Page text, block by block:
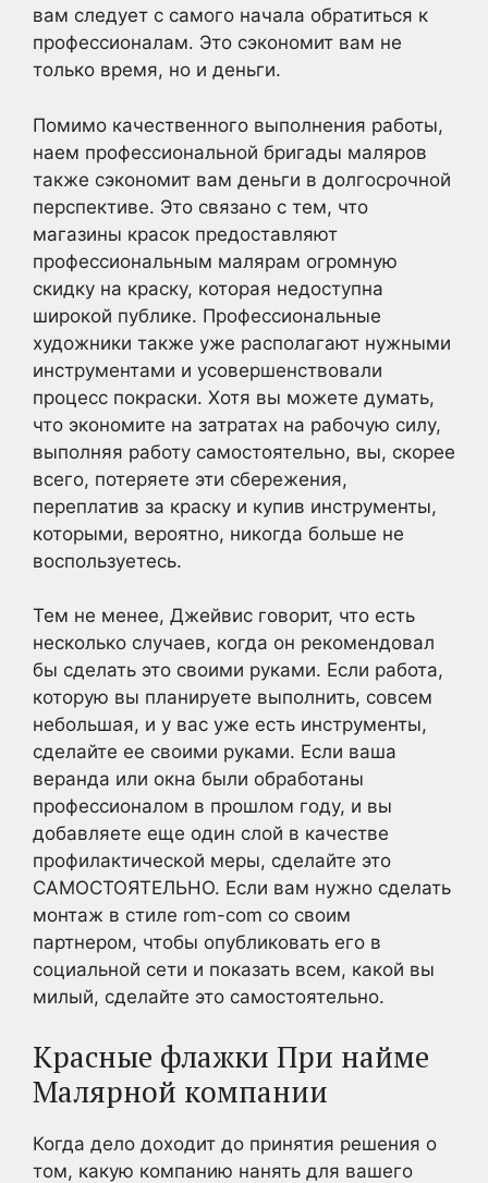
вам следует с самого начала обратиться к
профессионалам. Это сэкономит вам не
только время, но и деньги.
Помимо качественного выполнения работы,
наем профессиональной бригады маляров
также сэкономит вам деньги в долгосрочной
перспективе. Это связано с тем, что
магазины красок предоставляют
профессиональным малярам огромную
скидку на краску, которая недоступна
широкой публике. Профессиональные
художники также уже располагают нужными
инструментами и усовершенствовали
процесс покраски. Хотя вы можете думать,
что экономите на затратах на рабочую силу,
выполняя работу самостоятельно, вы, скорее
всего, потеряете эти сбережения,
переплатив за краску и купив инструменты,
которыми, вероятно, никогда больше не
воспользуетесь.
Тем не менее, Джейвис говорит, что есть
несколько случаев, когда он рекомендовал
бы сделать это своими руками. Если работа,
которую вы планируете выполнить, совсем
небольшая, и у вас уже есть инструменты,
сделайте ее своими руками. Если ваша
веранда или окна были обработаны
профессионалом в прошлом году, и вы
добавляете еще один слой в качестве
профилактической меры, сделайте это
САМОСТОЯТЕЛЬНО. Если вам нужно сделать
монтаж в стиле rom-com со своим
партнером, чтобы опубликовать его в
социальной сети и показать всем, какой вы
милый, сделайте это самостоятельно.
Красные флажки При найме
Малярной компании
Когда дело доходит до принятия решения о
том, какую компанию нанять для вашего